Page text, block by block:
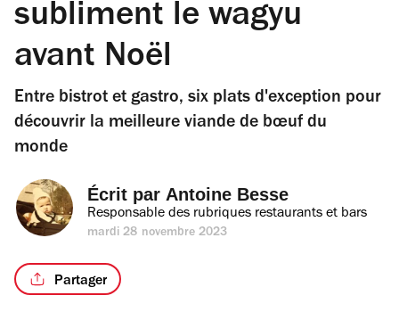
subliment le wagyu
avant Noël
Entre bistrot et gastro, six plats d'exception pour
découvrir la meilleure viande de bœuf du
monde
Écrit par Antoine Besse
Responsable des rubriques restaurants et bars
mardi 28 novembre 2023
Partager